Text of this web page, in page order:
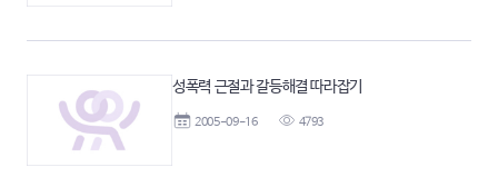
성폭력 근절과 갈등해결 따라잡기
2005-09-16 4793